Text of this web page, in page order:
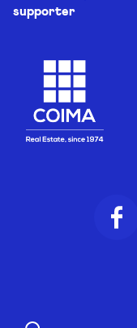
supporter